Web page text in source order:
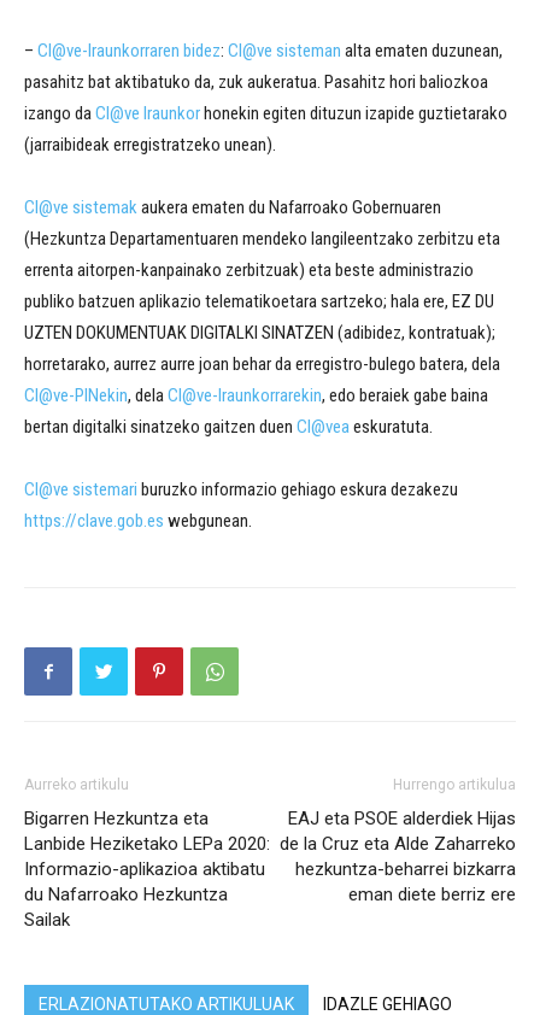
– Cl@ve-Iraunkorraren bidez: Cl@ve sisteman alta ematen duzunean,
pasahitz bat aktibatuko da, zuk aukeratua. Pasahitz hori baliozkoa
izango daCl@ve Iraunkorhonekin egiten dituzun izapide guztietarako
(jarraibideak erregistratzeko unean).
Cl@ve sistemakaukera ematen du Nafarroako Gobernuaren
(Hezkuntza Departamentuaren mendeko langileentzako zerbitzu eta
errenta aitorpen-kanpainako zerbitzuak) eta beste administrazio
publiko batzuen aplikazio telematikoetara sartzeko; hala ere, EZ DU
UZTEN DOKUMENTUAK DIGITALKI SINATZEN (adibidez, kontratuak);
horretarako, aurrez aurre joan behar da erregistro-bulego batera, dela
Cl@ve-PINekin, delaCl@ve-Iraunkorrarekin, edo beraiek gabe baina
bertan digitalki sinatzeko gaitzen duen Cl@veaeskuratuta.
Cl@ve sistemari buruzko informazio gehiago eskura dezakezu
https://clave.gob.es webgunean.
Aurreko artikulu
Bigarren Hezkuntza eta
Lanbide Heziketako LEPa 2020:
Informazio-aplikazioa aktibatu
du Nafarroako Hezkuntza
Sailak
Hurrengo artikulua
EAJ eta PSOE alderdiek Hijas
de la Cruz eta Alde Zaharreko
hezkuntza-beharrei bizkarra
eman diete berriz ere
ERLAZIONATUTAKO ARTIKULUAK IDAZLE GEHIAGO